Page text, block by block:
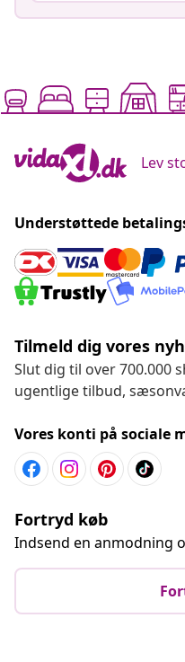
Lev
Understøttede
Tilmeld dig vores
Slut dig til over 700.000
ugentlige tilbud,
Vores konti på sociale
Fortryd køb
Indsend en anmodning